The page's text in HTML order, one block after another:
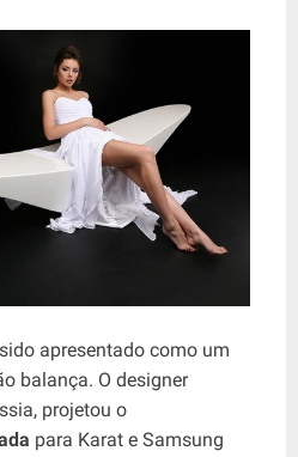
apresentado como um
balança. O designer
projetou o
para Karat e Samsung